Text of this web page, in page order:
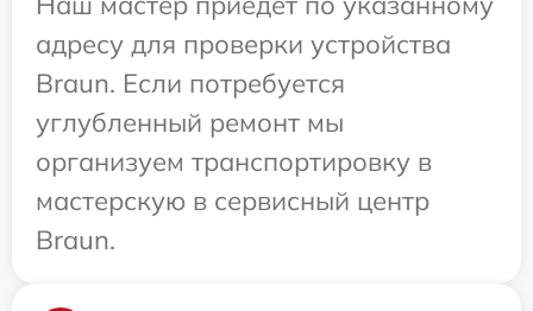
адресу для проверки устройства
Braun. Если потребуется
углубленный ремонт мы
организуем транспортировку в
мастерскую в сервисный центр
Braun.